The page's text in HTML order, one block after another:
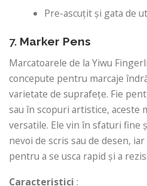
Pre-ascuțit și gata de
7. Marker Pens
Marcatoarele de la Yiwu
concepute pentru marcaje
varietate de suprafețe. Fie
sau în scopuri artistice, aceste
versatile. Ele vin în sfaturi fine
nevoi de scris sau de desen,
pentru a se usca rapid și a
Caracteristici :